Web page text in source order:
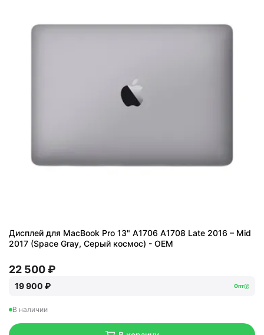
Дисплей для MacBook Pro 13" A1706 A1708 Late 2016 – Mid
2017 (Space Gray, Серый космос) - OEM
22 500 ₽
19 900 ₽ Опт
В наличии